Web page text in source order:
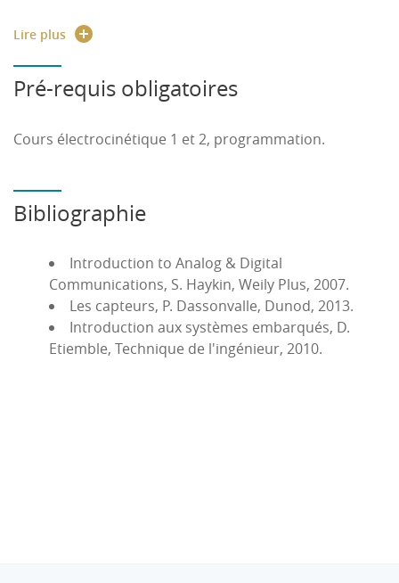
œuvre un système d'électronique embarquée.
Savoir planifier et gérer un projet.
par écrit afin de convaincre l'interlocuteur.
Lire plus
Pré-requis obligatoires
Cours électrocinétique 1 et 2, programmation.
Bibliographie
Introduction to Analog & Digital
Communications, S. Haykin, Weily Plus, 2007.
Les capteurs, P. Dassonvalle, Dunod, 2013.
Introduction aux systèmes embarqués, D.
Etiemble, Technique de l'ingénieur, 2010.